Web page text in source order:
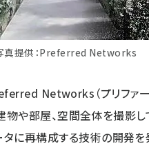
真提供：Preferred Networks
Networks（プリファー
物や部屋、空間全体を撮影し
に再構成する技術の開発